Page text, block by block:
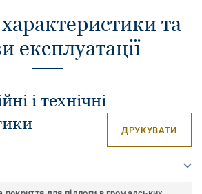
та
експлуатації
і технічні
ДРУКУВАТИ